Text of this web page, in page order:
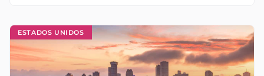
ESTADOS UNIDOS